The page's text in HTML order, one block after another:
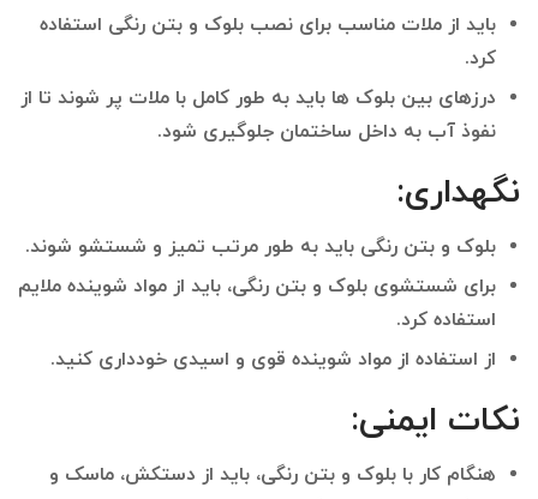
باید از ملات مناسب برای نصب بلوک و بتن رنگی استفاده
کرد.
درزهای بین بلوک ها باید به طور کامل با ملات پر شوند تا از
نفوذ آب به داخل ساختمان جلوگیری شود.
نگهداری:
بلوک و بتن رنگی باید به طور مرتب تمیز و شستشو شوند.
برای شستشوی بلوک و بتن رنگی، باید از مواد شوینده ملایم
استفاده کرد.
از استفاده از مواد شوینده قوی و اسیدی خودداری کنید.
نکات ایمنی:
هنگام کار با بلوک و بتن رنگی، باید از دستکش، ماسک و